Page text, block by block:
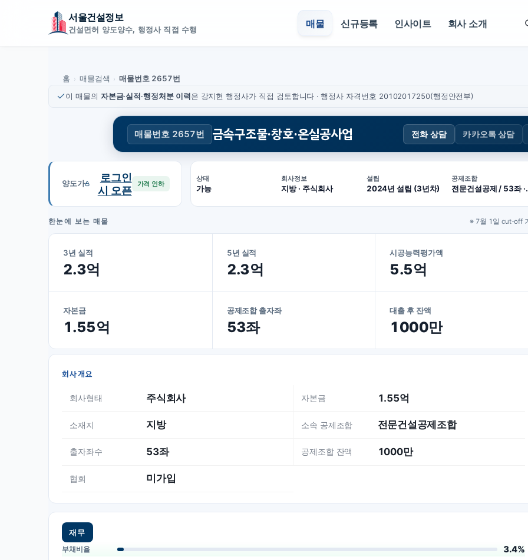
서울건설정보
건설면허 양도양수, 행정사 직접 수행 매물 신규등록 인사이트 회사 소개
홈 › 매물검색 › 매물번호 2657번
이 매물의 자본금·실적·행정처분 이력 은 강지현 행정사가 직접 검토합니다 · 행정사 자격번호 20102017250(행정안전부)
매물번호 2657번 금속구조물·창호·온실공사업 전화 상담 카카오톡 상담
양도가
로그인
시 오픈
가격 인하
상태
가능
회사정보
지방 · 주식회사
설립
2024년 설립 (3년차)
공제조합
전문
한눈에 보는 매물 ※ 7월 1일 cut-off
3년 실적
2.3억
5년 실적
2.3억
시공능력평가액
5.5억
자본금
1.55억
공제조합 출자좌
53좌
대출 후 잔액
1000만
회사개요
회사형태 주식회사 자본금 1.55억
소재지 지방 소속 공제조합 전문건설공제조합
출자좌수 53좌 공제조합 잔액 1000만
협회 미가입
재무
부채비율 3.4%